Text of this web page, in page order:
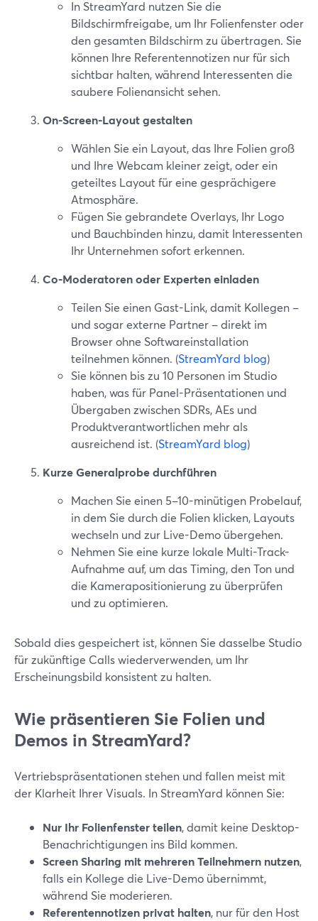
In StreamYard nutzen Sie die
Bildschirmfreigabe, um Ihr Folienfenster oder
den gesamten Bildschirm zu übertragen. Sie
können Ihre Referentennotizen nur für sich
sichtbar halten, während Interessenten die
saubere Folienansicht sehen.
On-Screen-Layout gestalten
Wählen Sie ein Layout, das Ihre Folien groß
und Ihre Webcam kleiner zeigt, oder ein
geteiltes Layout für eine gesprächigere
Atmosphäre.
Fügen Sie gebrandete Overlays, Ihr Logo
und Bauchbinden hinzu, damit Interessenten
Ihr Unternehmen sofort erkennen.
Co-Moderatoren oder Experten einladen
Teilen Sie einen Gast-Link, damit Kollegen –
und sogar externe Partner – direkt im
Browser ohne Softwareinstallation
teilnehmen können. (StreamYard blog)
Sie können bis zu 10 Personen im Studio
haben, was für Panel-Präsentationen und
Übergaben zwischen SDRs, AEs und
Produktverantwortlichen mehr als
ausreichend ist. (StreamYard blog)
Kurze Generalprobe durchführen
Machen Sie einen 5–10-minütigen Probelauf,
in dem Sie durch die Folien klicken, Layouts
wechseln und zur Live-Demo übergehen.
Nehmen Sie eine kurze lokale Multi-Track-
Aufnahme auf, um das Timing, den Ton und
die Kamerapositionierung zu überprüfen
und zu optimieren.
Sobald dies gespeichert ist, können Sie dasselbe Studio
für zukünftige Calls wiederverwenden, um Ihr
Erscheinungsbild konsistent zu halten.
Wie präsentieren Sie Folien und
Demos in StreamYard?
Vertriebspräsentationen stehen und fallen meist mit
der Klarheit Ihrer Visuals. In StreamYard können Sie:
Nur Ihr Folienfenster teilen, damit keine Desktop-
Benachrichtigungen ins Bild kommen.
Screen Sharing mit mehreren Teilnehmern nutzen,
falls ein Kollege die Live-Demo übernimmt,
während Sie moderieren.
Referentennotizen privat halten, nur für den Host